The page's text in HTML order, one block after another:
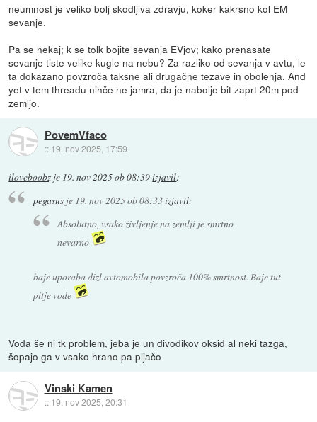
neumnost je veliko bolj skodljiva zdravju, koker kakrsno kol EM
sevanje.
Pa se nekaj; k se tolk bojite sevanja EVjov; kako prenasate
sevanje tiste velike kugle na nebu? Za razliko od sevanja v avtu, le
ta dokazano povzroča taksne ali drugačne tezave in obolenja. And
yet v tem threadu nihče ne jamra, da je nabolje bit zaprt 20m pod
zemljo.
PovemVfaco
:: 19. nov 2025, 17:59
iloveboobz je 19. nov 2025 ob 08:39izjavil:
pegasusje 19. nov 2025 ob 08:33izjavil:
Absolutno, vsako življenje na zemlji je smrtno
nevarno
baje uporaba dizl avtomobila povzroča 100% smrtnost. Baje tut
pitje vode
Voda še ni tk problem, jeba je un divodikov oksid al neki tazga,
šopajo ga v vsako hrano pa pijačo
Vinski Kamen
:: 19. nov 2025, 20:31